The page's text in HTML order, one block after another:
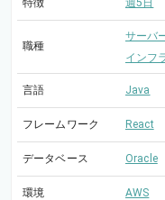
特徴 週5日
職種
サーバ
インフ
言語 Java
フレームワーク React
データベース Oracle
環境 AWS